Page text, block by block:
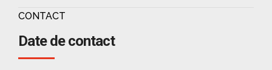
CONTACT
Date de contact